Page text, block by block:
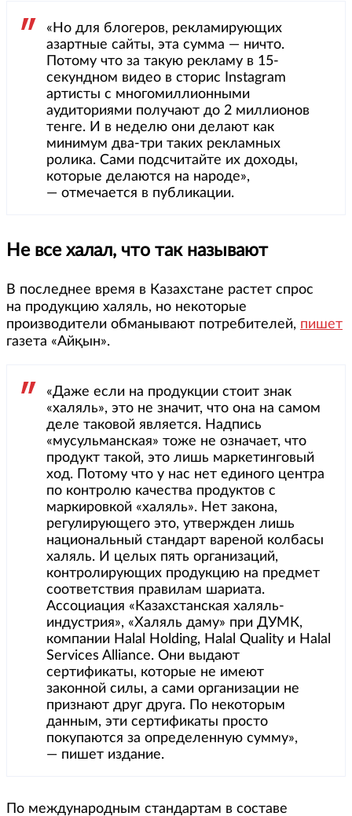
«Но для блогеров, рекламирующих
азартные сайты, эта сумма — ничто.
Потому что за такую рекламу в 15-
секундном видео в сторис Instagram
артисты с многомиллионными
аудиториями получают до 2 миллионов
тенге. И в неделю они делают как
минимум два-три таких рекламных
ролика. Сами подсчитайте их доходы,
которые делаются на народе»,
— отмечается в публикации.
Не все халал, что так называют
В последнее время в Казахстане растет спрос
на продукцию халяль, но некоторые
производители обманывают потребителей, пишет
газета «Айқын».
«Даже если на продукции стоит знак
«халяль», это не значит, что она на самом
деле таковой является. Надпись
«мусульманская» тоже не означает, что
продукт такой, это лишь маркетинговый
ход. Потому что у нас нет единого центра
по контролю качества продуктов с
маркировкой «халяль». Нет закона,
регулирующего это, утвержден лишь
национальный стандарт вареной колбасы
халяль. И целых пять организаций,
контролирующих продукцию на предмет
соответствия правилам шариата.
Ассоциация «Казахстанская халяль-
индустрия», «Халяль даму» при ДУМК,
компании Halal Holding, Halal Quality и Halal
Services Alliance. Они выдают
сертификаты, которые не имеют
законной силы, а сами организации не
признают друг друга. По некоторым
данным, эти сертификаты просто
покупаются за определенную сумму»,
— пишет издание.
По международным стандартам в составе